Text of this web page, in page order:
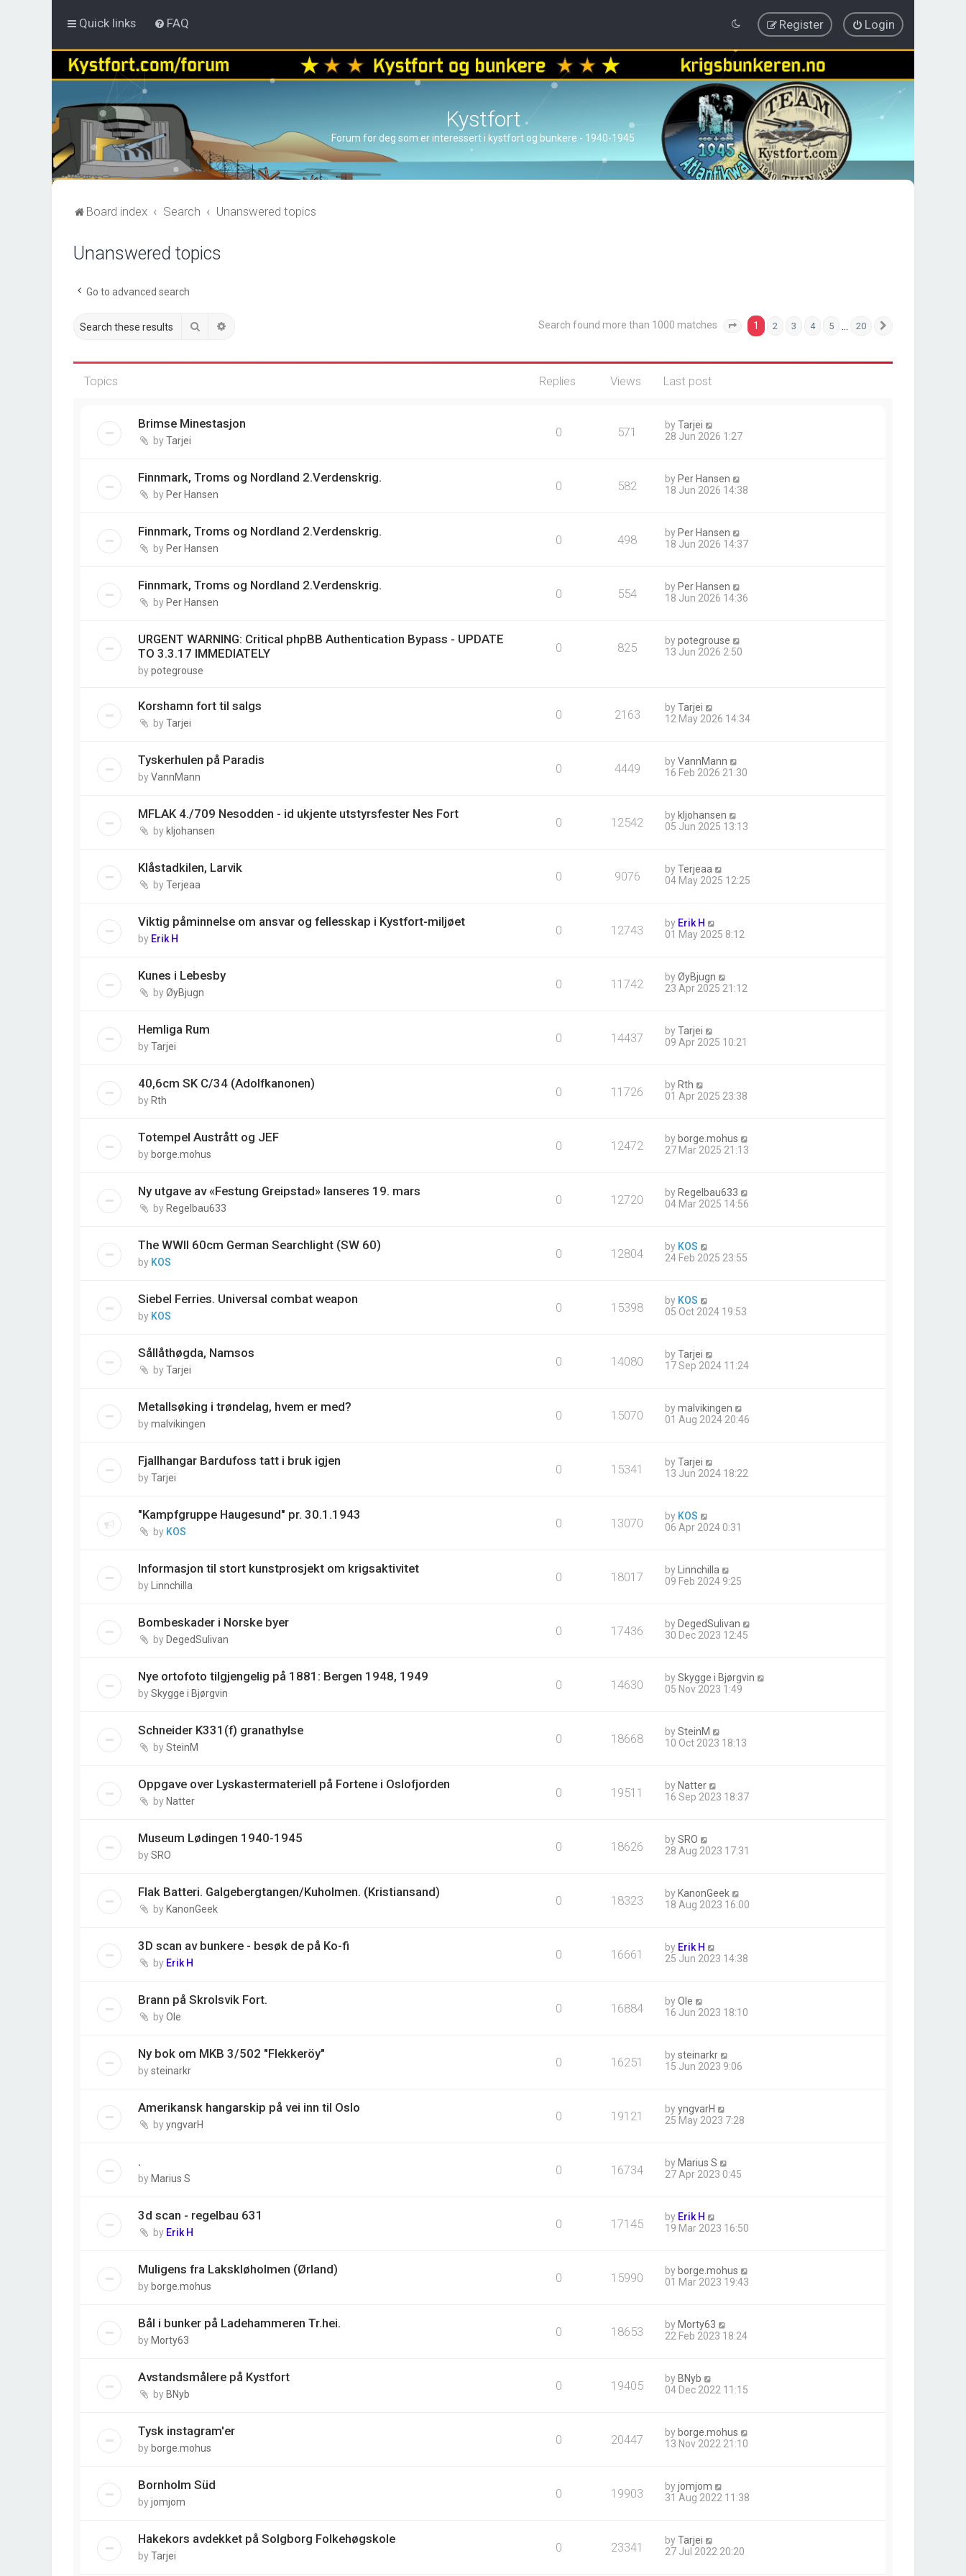
Quick links FAQ Login
Register
Kystfort
Forum for deg som er interessert i kystfort og bunkere - 1940-1945
Board index Search Unanswered topics
Unanswered topics
Go to advanced search
Search Search found more than 1000 matches Page 1 of
1 2 3 4 5 20
Topics Replies Views Last post
Brimse Minestasjon
byTarjei
0 571 byTarjei
28 Jun 2026 1:27
Finnmark, Troms og Nordland 2.Verdenskrig.
by Per Hansen
0 582 by Per Hansen
18 Jun 2026 14:38
Finnmark, Troms og Nordland 2.Verdenskrig.
by Per Hansen
0 498 by Per Hansen
18 Jun 2026 14:37
Finnmark, Troms og Nordland 2.Verdenskrig.
by Per Hansen
0 554 by Per Hansen
18 Jun 2026 14:36
URGENT WARNING: Critical phpBB Authentication Bypass - UPDATE
TO 3.3.17 IMMEDIATELY
bypotegrouse
0 825 bypotegrouse
13 Jun 2026 2:50
Korshamn fort til salgs
byTarjei
0 2163 byTarjei
12 May 2026 14:34
Tyskerhulen på Paradis
byVannMann
0 4449 byVannMann
16 Feb 2026 21:30
MFLAK 4./709 Nesodden - id ukjente utstyrsfester Nes Fort
by kljohansen
0 12542 by kljohansen
05 Jun 2025 13:13
Klåstadkilen, Larvik
byTerjeaa
0 9076 byTerjeaa
04 May 2025 12:25
Viktig påminnelse om ansvar og fellesskap i Kystfort-miljøet
by Erik H
0 12743 by Erik H
01 May 2025 8:12
Kunes i Lebesby
byØyBjugn
0 11742 byØyBjugn
23 Apr 2025 21:12
Hemliga Rum
byTarjei
0 14437 byTarjei
09 Apr 2025 10:21
40,6cm SK C/34 (Adolfkanonen)
by Rth
0 11726 by Rth
01 Apr 2025 23:38
Totempel Austrått og JEF
by borge.mohus
0 12472 by borge.mohus
27 Mar 2025 21:13
Ny utgave av «Festung Greipstad» lanseres 19. mars
by Regelbau633
0 12720 by Regelbau633
04 Mar 2025 14:56
The WWII 60cm German Searchlight (SW 60)
by KOS
0 12804 by KOS
24 Feb 2025 23:55
Siebel Ferries. Universal combat weapon
by KOS
0 15398 by KOS
05 Oct 2024 19:53
Sållåthøgda, Namsos
byTarjei
0 14080 byTarjei
17 Sep 2024 11:24
Metallsøking i trøndelag, hvem er med?
bymalvikingen
0 15070 bymalvikingen
01 Aug 2024 20:46
Fjallhangar Bardufoss tatt i bruk igjen
byTarjei
0 15341 byTarjei
13 Jun 2024 18:22
"Kampfgruppe Haugesund" pr. 30.1.1943
by KOS
0 13070 by KOS
06 Apr 2024 0:31
Informasjon til stort kunstprosjekt om krigsaktivitet
by Linnchilla
0 18017 by
Linnchilla
09 Feb 2024 9:25
Bombeskader i Norske byer
by DegedSulivan
0 17436 by DegedSulivan
30 Dec 2023 12:45
Nye ortofoto tilgjengelig på 1881: Bergen 1948, 1949
bySkygge i Bjørgvin
0 14630 bySkygge i Bjørgvin
05 Nov 2023 1:49
Schneider K331(f) granathylse
bySteinM
0 18668 bySteinM
10 Oct 2023 18:13
Oppgave over Lyskastermateriell på Fortene i Oslofjorden
by Natter
0 19511 by Natter
16 Sep 2023 18:37
Museum Lødingen 1940-1945
bySRO
0 18626 bySRO
28 Aug 2023 17:31
Flak Batteri. Galgebergtangen/Kuholmen. (Kristiansand)
by KanonGeek
0 18323 by KanonGeek
18 Aug 2023 16:00
3D scan av bunkere - besøk de på Ko-fi
by Erik H
0 16661 by Erik H
25 Jun 2023 14:38
Brann på Skrolsvik Fort.
byOle
0 16884 byOle
16 Jun 2023 18:10
Ny bok om MKB 3/502 "Flekkeröy"
bysteinarkr
0 16251 bysteinarkr
15 Jun 2023 9:06
Amerikansk hangarskip på vei inn til Oslo
byyngvarH
0 19121 byyngvarH
25 May 2023 7:28
.
by Marius S
0 16734 by Marius S
27 Apr 2023 0:45
3d scan - regelbau 631
by Erik H
0 17145 by Erik H
19 Mar 2023 16:50
Muligens fra Lakskløholmen (Ørland)
by borge.mohus
0 15990 by borge.mohus
01 Mar 2023 19:43
Bål i bunker på Ladehammeren Tr.hei.
by Morty63
0 18653 by Morty63
22 Feb 2023 18:24
Avstandsmålere på Kystfort
by BNyb
0 19405 by BNyb
04 Dec 2022 11:15
Tysk instagram'er
by borge.mohus
0 20447 by borge.mohus
13 Nov 2022 21:10
Bornholm Süd
byjomjom
0 19903 byjomjom
31 Aug 2022 11:38
Hakekors avdekket på Solgborg Folkehøgskole
byTarjei
0 23341 byTarjei
27 Jul 2022 20:20